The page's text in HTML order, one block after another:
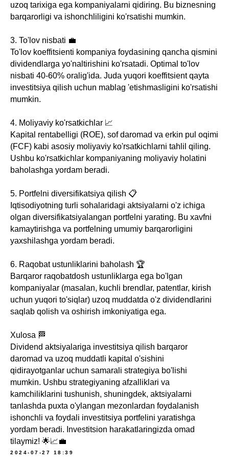
uzoq tarixiga ega kompaniyalarni qidiring. Bu biznesning
barqarorligi va ishonchliligini ko'rsatishi mumkin.
3. To'lov nisbati 💼
To'lov koeffitsienti kompaniya foydasining qancha qismini
dividendlarga yo'naltirishini ko'rsatadi. Optimal to'lov
nisbati 40-60% oralig'ida. Juda yuqori koeffitsient qayta
investitsiya qilish uchun mablag 'etishmasligini ko'rsatishi
mumkin.
4. Moliyaviy ko'rsatkichlar 📈
Kapital rentabelligi (ROE), sof daromad va erkin pul oqimi
(FCF) kabi asosiy moliyaviy ko'rsatkichlarni tahlil qiling.
Ushbu ko'rsatkichlar kompaniyaning moliyaviy holatini
baholashga yordam beradi.
5. Portfelni diversifikatsiya qilish 📋
Iqtisodiyotning turli sohalaridagi aktsiyalarni o'z ichiga
olgan diversifikatsiyalangan portfelni yarating. Bu xavfni
kamaytirishga va portfelning umumiy barqarorligini
yaxshilashga yordam beradi.
6. Raqobat ustunliklarini baholash 🏆
Barqaror raqobatdosh ustunliklarga ega bo'lgan
kompaniyalar (masalan, kuchli brendlar, patentlar, kirish
uchun yuqori to'siqlar) uzoq muddatda o'z dividendlarini
saqlab qolish va oshirish imkoniyatiga ega.
Xulosa 🏁
Dividend aktsiyalariga investitsiya qilish barqaror
daromad va uzoq muddatli kapital o'sishini
qidirayotganlar uchun samarali strategiya bo'lishi
mumkin. Ushbu strategiyaning afzalliklari va
kamchiliklarini tushunish, shuningdek, aktsiyalarni
tanlashda puxta o'ylangan mezonlardan foydalanish
ishonchli va foydali investitsiya portfelini yaratishga
yordam beradi. Investitsion harakatlaringizda omad
tilaymiz! 🌟📈💼
2024-07-27 18:39